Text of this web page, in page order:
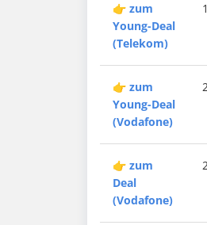
👉 zum
Young-Deal
(Telekom)
👉 zum
Young-Deal
(Vodafone)
👉 zum
Deal
(Vodafone)